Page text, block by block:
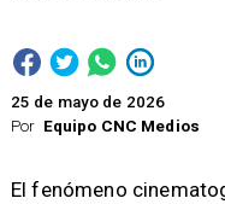
Por Equipo CNC Medios
25 de mayo de 2026
El fenómeno